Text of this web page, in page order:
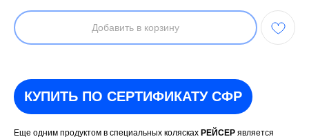
Добавить в корзину
КУПИТЬ ПО СЕРТИФИКАТУ СФР
Еще одним продуктом в специальных колясках РЕЙСЕР является